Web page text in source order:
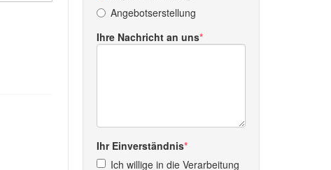
Angebotserstellung
Ihre Nachricht an uns
Ihr Einverständnis
Ich willige in die Verarbeitung